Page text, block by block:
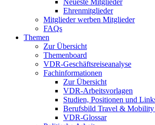
Neueste Mitglieder
Ehrenmitglieder
Mitglieder werben Mitglieder
FAQs
Themen
Zur Übersicht
Themenboard
VDR-Geschäftsreiseanalyse
Fachinformationen
Zur Übersicht
VDR-Arbeitsvorlagen
Studien, Positionen und
Berufsbild Travel & Mobility
VDR-Glossar